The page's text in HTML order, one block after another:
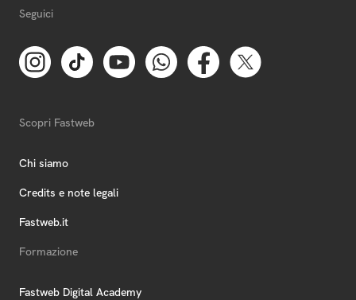
Seguici
Scopri Fastweb
Chi siamo
Credits e note legali
Fastweb.it
Formazione
Fastweb Digital Academy